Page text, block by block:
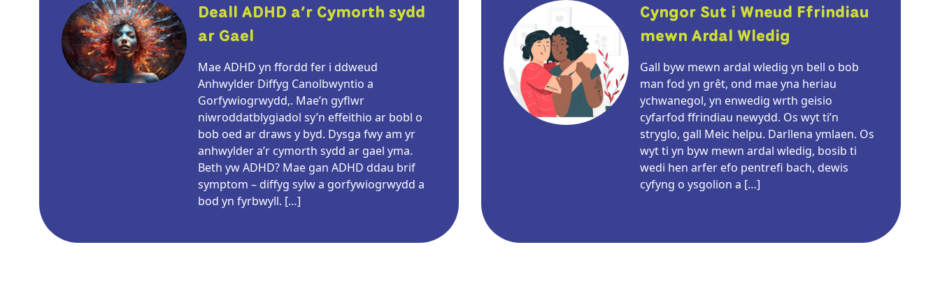
Deall ADHD a’r Cymorth sydd
ar Gael
Mae ADHD yn ffordd fer i ddweud
Anhwylder Diffyg Canolbwyntio a
Gorfywiogrwydd,. Mae’n gyflwr
niwroddatblygiadol sy’n effeithio ar bobl o
bob oed ar draws y byd. Dysga fwy am yr
anhwylder a’r cymorth sydd ar gael yma.
Beth yw ADHD? Mae gan ADHD ddau brif
symptom – diffyg sylw a gorfywiogrwydd a
bod yn fyrbwyll. […]
Cyngor Sut i Wneud Ffrindiau
mewn Ardal Wledig
Gall byw mewn ardal wledig yn bell o bob
man fod yn grêt, ond mae yna heriau
ychwanegol, yn enwedig wrth geisio
cyfarfod ffrindiau newydd. Os wyt ti’n
stryglo, gall Meic helpu. Darllena ymlaen. Os
wyt ti yn byw mewn ardal wledig, bosib ti
wedi hen arfer efo pentrefi bach, dewis
cyfyng o ysgolion a […]